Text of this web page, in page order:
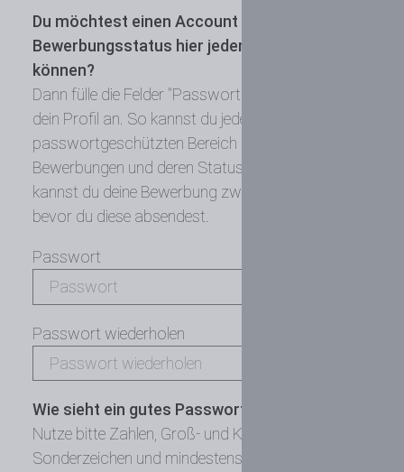
Du möchtest einen Account anlegen um den
Bewerbungsstatus hier jederzeit einsehen zu
können?
Dann fülle die Felder "Passwort" aus und wir legen
dein Profil an. So kannst du jederzeit in unseren
passwortgeschützten Bereich und deine
Bewerbungen und deren Status ansehen. Ebenfalls
kannst du deine Bewerbung zwischenspeichern,
bevor du diese absendest.
Passwort
Passwort wiederholen
Wie sieht ein gutes Passwort aus?
Nutze bitte Zahlen, Groß- und Kleinbuchstaben,
Sonderzeichen und mindestens 8 Zeichen als